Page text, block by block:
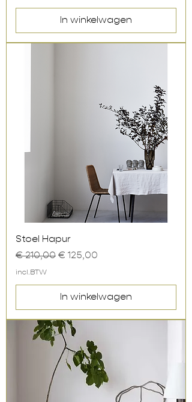
In winkelwagen
Stoel Hapur
Normale prijs
€ 210,00 Verkoopprijs
€ 125,00
incl.BTW
In winkelwagen